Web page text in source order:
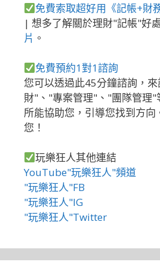
免費索取超好用《記帳+財
| 想多了解關於理財"記帳"好
片 。
免費預約1對1諮詢
您可以透過此45分鐘諮詢，
財"、"專案管理"、"團隊管理"
所能協助您，引導您找到方向
您！
玩樂狂人其他連結
YouTube"玩樂狂人"頻道
"玩樂狂人"FB
"玩樂狂人"IG
"玩樂狂人"Twitter